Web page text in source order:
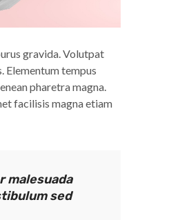
gravida. Volutpat
Elementum tempus
pharetra magna.
facilisis magna etiam
malesuada
sed